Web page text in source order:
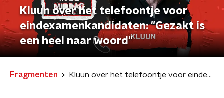
Kluun over het telefoontje voor
eindexamenkandidaten: "Gezakt is
een heel naar woord"
Fragmenten Kluun over het telefoontje voor eindexamenkandidaten: "Gezakt is een heel naar woord"